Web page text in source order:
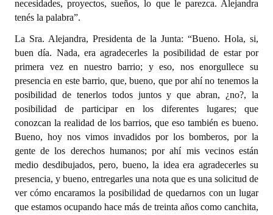
INSTITUCIONAL
Antiguos Pobladores
Noticias Destacadas
Registros y Distinciones
Datos Históricos
Premio al Mérito - Registro
Audiencias Públicas - Registro
Mujeres que Dejaron Huellas - Registro
necesidades, proyectos, sueños, lo que le parezca. Alejandra
tenés la palabra”.
La Sra. Alejandra, Presidenta de la Junta: “Bueno. Hola, si,
buen día. Nada, era agradecerles la posibilidad de estar por
primera vez en nuestro barrio; y eso, nos enorgullece su
presencia en este barrio, que, bueno, que por ahí no tenemos la
posibilidad de tenerlos todos juntos y que abran, ¿no?, la
posibilidad de participar en los diferentes lugares; que
conozcan la realidad de los barrios, que eso también es bueno.
Bueno, hoy nos vimos invadidos por los bomberos, por la
gente de los derechos humanos; por ahí mis vecinos están
medio desdibujados, pero, bueno, la idea era agradecerles su
presencia, y bueno, entregarles una nota que es una solicitud de
ver cómo encaramos la posibilidad de quedarnos con un lugar
que estamos ocupando hace más de treinta años como canchita,